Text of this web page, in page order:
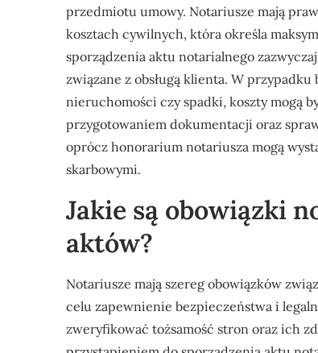
przedmiotu umowy. Notariusze mają
kosztach cywilnych, która określa
sporządzenia aktu notarialnego
związane z obsługą klienta. W
nieruchomości czy spadki, koszty mogą
przygotowaniem dokumentacji oraz
oprócz honorarium notariusza mogą
skarbowymi.
Jakie są obowiązki
aktów?
Notariusze mają szereg obowiązków
celu zapewnienie bezpieczeństwa i
zweryfikować tożsamość stron oraz ich